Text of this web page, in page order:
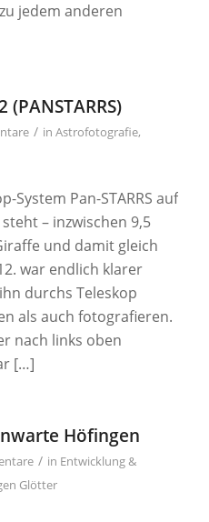
jedem anderen
/ in Astrofotografie,
System Pan-STARRS auf
– inzwischen 9,5
und damit gleich
war endlich klarer
durchs Teleskop
als auch fotografieren.
nach links oben
[…]
Höfingen
/ in Entwicklung &
Glötter